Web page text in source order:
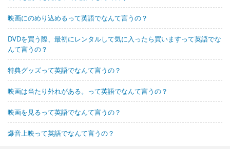
映画にのめり込めるって英語でなんて言うの？
DVDを買う際、最初にレンタルして気に入ったら買いますって英語でな
んて言うの？
特典グッズって英語でなんて言うの？
映画は当たり外れがある。って英語でなんて言うの？
映画を見るって英語でなんて言うの？
爆音上映って英語でなんて言うの？